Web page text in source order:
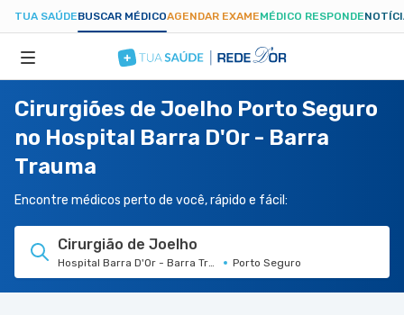
TUA SAÚDEBUSCAR MÉDICOAGENDAR EXAMEMÉDICO RESPONDE
ESPECIALIDADES
HOSPITAIS
TUASAUDE.COM
Cirurgiões de Joelho Porto Seguro
no Hospital Barra D'Or - Barra
Trauma
Encontre médicos perto de você, rápido e fácil:
Cirurgião de Joelho
Hospital Barra D'Or - Barra TraumaPorto Seguro